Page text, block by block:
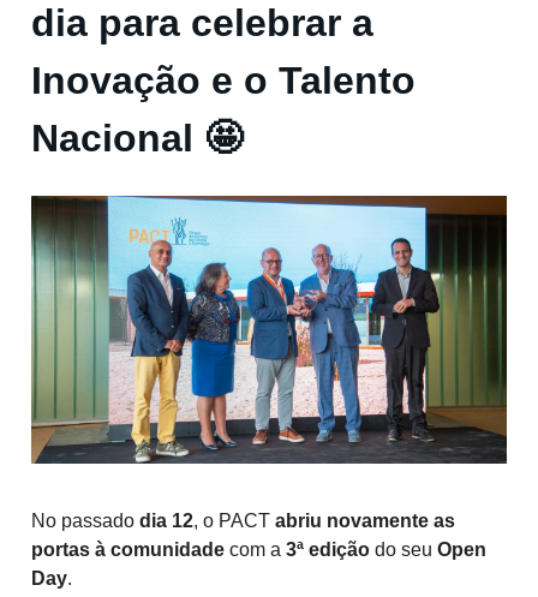
dia para celebrar a
Inovação e o Talento
Nacional 🤩
No passado dia 12, o PACT abriu novamente as
portas à comunidade com a 3ª edição do seu Open
Day.